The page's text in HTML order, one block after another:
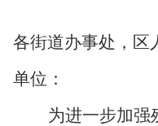
各街道办事处，区
单位：
为进一步加强